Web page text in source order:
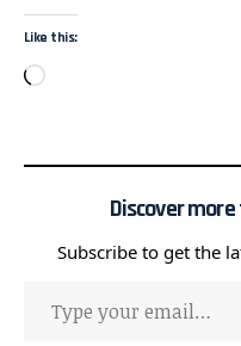
Like this:
Discover
Subscribe to get the